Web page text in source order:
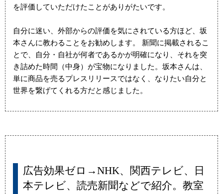
を評価していただけたことがありがたいです。
自分に迷い、外部からの評価を気にされている方ほど、坂
本さんに教わることをお勧めします。 新聞に掲載されるこ
とで、自分・自社が何者であるかが明確になり、それを突
き詰めた時間（中身）が宝物になりました。坂本さんは、
単に商品を売るプレスリリースではなく、なりたい自分と
世界を繋げてくれる方だと感じました。
広告効果ゼロ→NHK、関西テレビ、日
本テレビ、読売新聞などで紹介。教室